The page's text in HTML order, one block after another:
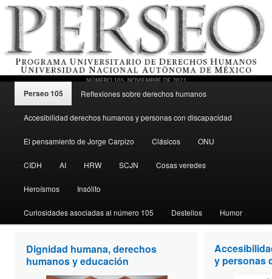
Perseo – PUDH UNAM
Menú principal
Ir al contenido secundario
Perseo 105 Reflexiones sobre derechos humanos
Accesibilidad derechos humanos y personas con discapacidad
El pensamiento de Jorge Carpizo Clásicos ONU
CIDH AI HRW SCJN Cosas veredes
Heroísmos Insólito
Curiosidades asociadas al número 105 Destellos Humor
Perseo 105
noviembre 2021
Dignidad humana, derechos
humanos y educación
y personas